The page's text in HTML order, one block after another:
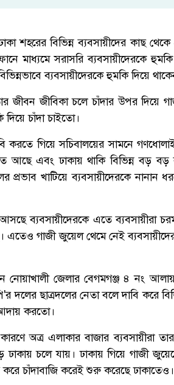
শহরের বিভিন্ন ব্যবসায়ীদের কাছ
মাধ্যমে সরাসরি ব্যবসায়ীদেরকে হুমকি
ব্যবসায়ীদেরকে হুমকি দিয়ে
জীবিকা চলে চাঁদার উপর দিয়ে
দিয়ে চাঁদা চাইতো।
করতে গিয়ে সচিবালয়ের সামনে
আছে এবং ঢাকায় থাকি বিভিন্ন বড় বড়
প্রভাব খাটিয়ে ব্যবসায়ীদেরকে নানান
ব্যবসায়ীদেরকে এতে ব্যবসায়ীরা
গাজী জুয়েল থেমে নেই
নোয়াখালী জেলার বেগমগঞ্জ ৪ নং
ছাত্রদলের নেতা বলে দাবি করে
আদায় করতো।
অত্র এলাকার বাজার ব্যবসায়ীরা
চলে যায়। ঢাকায় গিয়ে গাজী
চাঁদাবাজি করেই শুরু করেছে ঢাকাতেও।